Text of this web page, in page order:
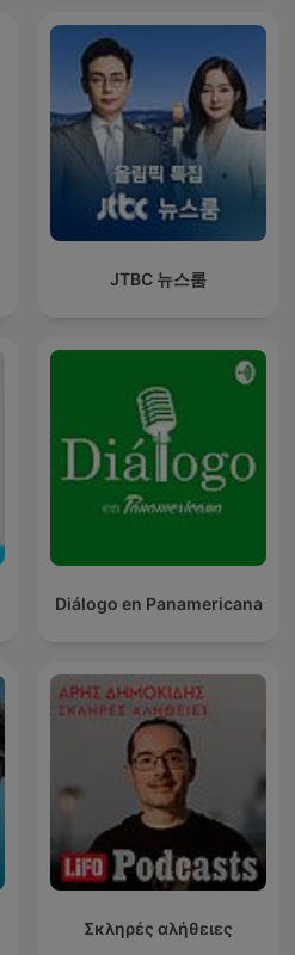
JTBC 뉴스룸
Diálogo en Panamericana
Σκληρές αλήθειες